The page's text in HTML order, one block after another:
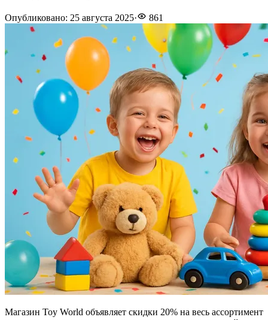
Опубликовано: 25 августа 2025· 861
Магазин Toy World объявляет скидки 20% на весь ассортимент